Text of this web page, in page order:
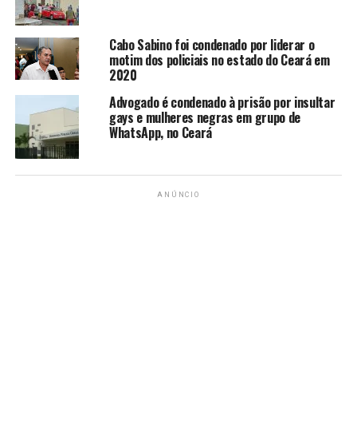
EX-ATLETA
MATAR NAMORADA
PARALÍMPICO
PISTORIUS
SOLTO
‘BBB 24’: Programa terá 26 participantes; 18 deles
serão anunciados nesta sexta-feira (5)
NÃO PERCA
Frio extremo atinge países da Europa; Suécia registra
quase -44°C
Cabo Sabino foi condenado por liderar o
motim dos policiais no estado do Ceará em
2020
Advogado é condenado à prisão por insultar
gays e mulheres negras em grupo de
WhatsApp, no Ceará
ANÚNCIO